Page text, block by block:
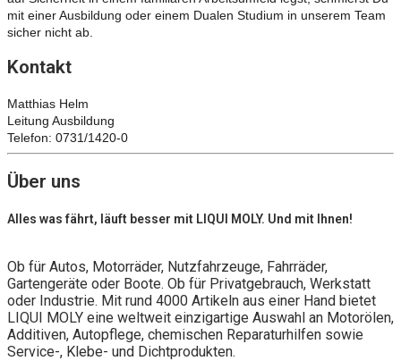
mit einer Ausbildung oder einem Dualen Studium in unserem Team
sicher nicht ab.
Kontakt
Matthias Helm
Leitung Ausbildung
Telefon: 0731/1420-0
Über uns
Alles was fährt, läuft besser mit LIQUI MOLY. Und mit Ihnen!
Ob für Autos, Motorräder, Nutzfahrzeuge, Fahrräder,
Gartengeräte oder Boote. Ob für Privatgebrauch, Werkstatt
oder Industrie. Mit rund 4000 Artikeln aus einer Hand bietet
LIQUI MOLY eine weltweit einzigartige Auswahl an Motorölen,
Additiven, Autopflege, chemischen Reparaturhilfen sowie
Service-, Klebe- und Dichtprodukten.